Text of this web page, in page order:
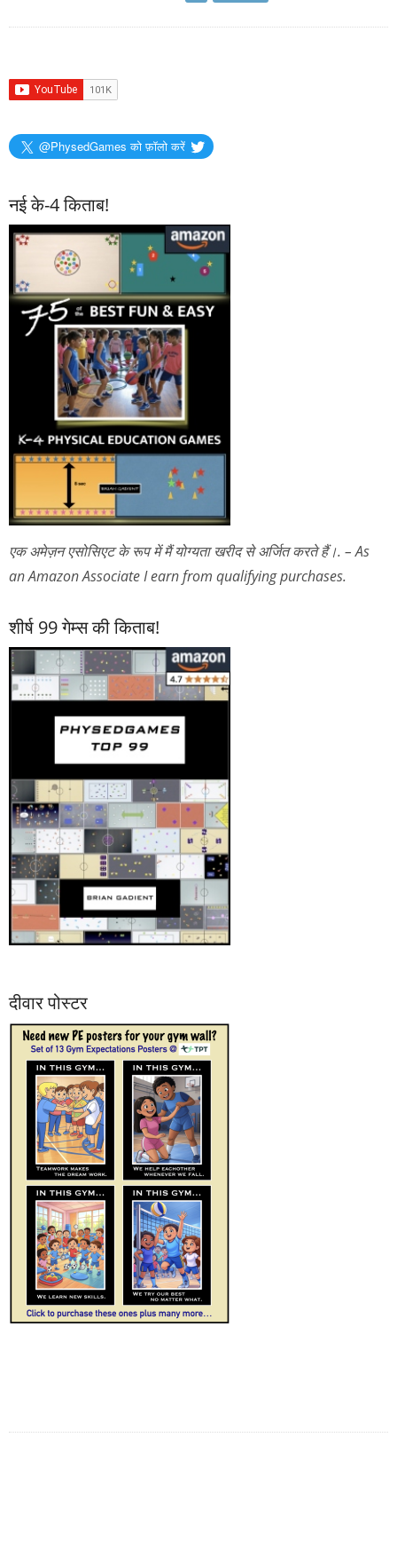
@PhysedGames को फ़ॉलो करें
नई के-4 किताब!
एक अमेज़न एसोसिएट के रूप में मैं योग्यता खरीद से अर्जित करते हैं।. – As
an Amazon Associate I earn from qualifying purchases.
शीर्ष 99 गेम्स की किताब!
दीवार पोस्टर